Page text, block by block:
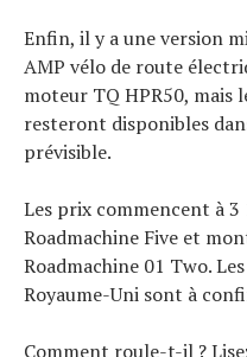
Enfin, il y a une version
AMP vélo de route
moteur TQ HPR50, mais
resteront disponibles
prévisible.
Les prix commencent à 3
Roadmachine Five et
Roadmachine 01 Two.
Royaume-Uni sont à
Comment roule-t-il ?